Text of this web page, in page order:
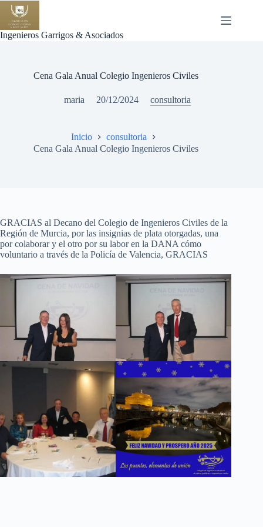
Saltar
contenido
Ingenieros Garrigos & Asociados
Cena Gala Anual Colegio Ingenieros Civiles
maria 20/12/2024 consultoria
Inicio
consultoria
Cena Gala Anual Colegio Ingenieros Civiles
GRACIAS al Decano del Colegio de Ingenieros Civiles de la
Región de Murcia, por las insignias de plata otorgadas, una
por colaborar y el otro por su labor en la DANA cómo
voluntario a través de la Policía de Valencia, GRACIAS